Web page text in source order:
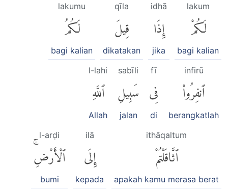
lakum
لَكُمْ
bagi kalian
idhā
إِذَا
jika
qīla
قِيلَ
dikatakan
lakumu
لَكُمُ
bagi kalian
infirū
ٱنفِرُوا۟
berangkatlah
fī
فِى
di
sabīli
سَبِيلِ
jalan
l-lahi
ٱللَّهِ
Allah
ithāqaltum
ٱثَّاقَلْتُمْ
apakah kamu merasa berat
ilā
إِلَى
kepada
l-arḍi
ٱلْأَرْضِۚ
bumi